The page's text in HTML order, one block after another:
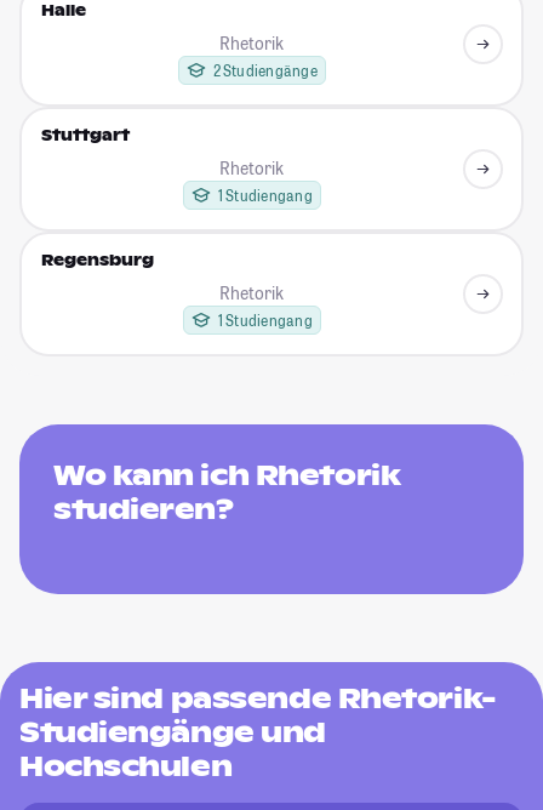
Halle
Rhetorik
2 Studiengänge
Stuttgart
Rhetorik
1 Studiengang
Regensburg
Rhetorik
1 Studiengang
Wo kann ich Rhetorik
studieren?
Hier sind passende Rhetorik-
Studiengänge und
Hochschulen